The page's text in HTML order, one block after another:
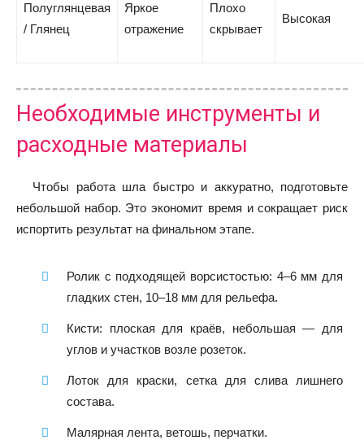
Полуглянцевая
/ Глянец
Яркое
отражение
Плохо
скрывает
Высокая
Необходимые инструменты и
расходные материалы
Чтобы работа шла быстро и аккуратно, подготовьте
небольшой набор. Это экономит время и сокращает риск
испортить результат на финальном этапе.
Ролик с подходящей ворсистостью: 4–6 мм для
гладких стен, 10–18 мм для рельефа.
Кисти: плоская для краёв, небольшая — для
углов и участков возле розеток.
Лоток для краски, сетка для слива лишнего
состава.
Малярная лента, ветошь, перчатки.